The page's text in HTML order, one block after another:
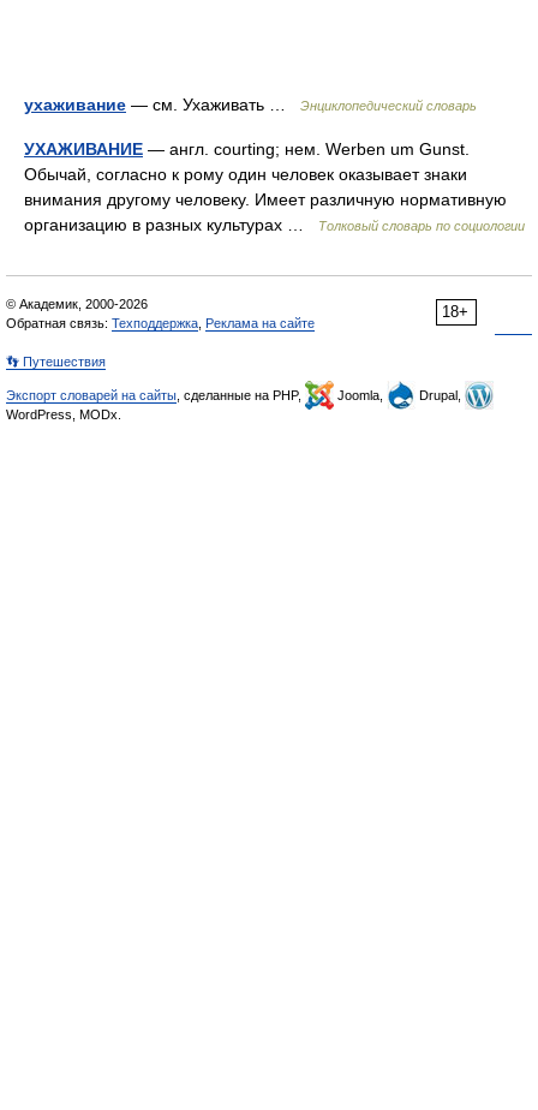
ухаживание — см. Ухаживать … Энциклопедический словарь
УХАЖИВАНИЕ — англ. courting; нем. Werben um Gunst.
Обычай, согласно к рому один человек оказывает знаки
внимания другому человеку. Имеет различную нормативную
организацию в разных культурах …
Толковый словарь по социологии
18+
© Академик, 2000-2026
Обратная связь: Техподдержка Реклама на сайте
👣 Путешествия
Экспорт словарей на сайты , сделанные на PHP, Joomla,
Drupal,
WordPress, MODx.